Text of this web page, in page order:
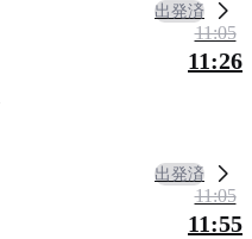
出発済
11:05
11:26
出発済
11:05
11:55